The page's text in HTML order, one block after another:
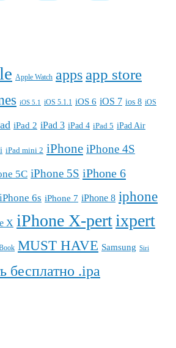
Apple Watch apps app store
iOS 5.1 iOS 5.1.1 iOS 6 iOS 7 ios 8 iOS
iPad 2 iPad 3 iPad 4 iPad 5 iPad Air
iPad mini 2 iPhone iPhone 4S
5C iPhone 5S iPhone 6
iPhone 6s iPhone 7 iPhone 8 iphone
X iPhone X-pertixpert
MUST HAVE Samsung Siri
бесплатно .ipa